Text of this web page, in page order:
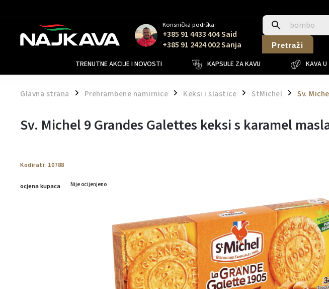
Korisnička podrška:
+385 91 4433 404 Said
+385 91 2424 002 Sanja
Pretraži
TRENUTNE AKCIJE I NOVOSTI KAPSULE ZA KAVU KAVA
Glavna strana / Prehrambene namirnice / Keksi i slastice / StMichel / Sv.
Sv. Michel 9 Grandes Galettes keksi s karamel
Kodirati: 10788
ocjena kupaca Nije ocijenjeno